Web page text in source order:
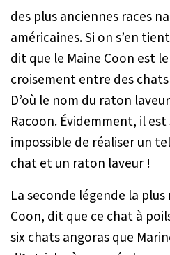
des plus anciennes races
américaines. Si on s’en
dit que le Maine Coon est
croisement entre des
D’où le nom du raton
Racoon. Évidemment, il
impossible de réaliser un
chat et un raton laveur !
La seconde légende la
Coon, dit que ce chat à
six chats angoras que